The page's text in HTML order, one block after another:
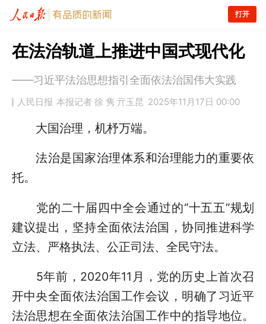
打开
在法治轨道上推进中国式现代化
——习近平法治思想指引全面依法治国伟大实践
人民日报 本报记者 徐 隽 亓玉昆 2025年11月17日 00:00
大国治理，机杼万端。
法治是国家治理体系和治理能力的重要依
托。
党的二十届四中全会通过的“十五五”规划
建议提出，坚持全面依法治国，协同推进科学
立法、严格执法、公正司法、全民守法。
5年前，2020年11月，党的历史上首次召
开中央全面依法治国工作会议，明确了习近平
法治思想在全面依法治国工作中的指导地位。